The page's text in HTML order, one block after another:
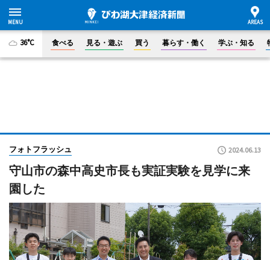
36°C 食べる 見る・遊ぶ 買う 暮らす・働く 学ぶ・知る
フォトフラッシュ 2024.06.13
守山市の森中高史市長も実証実験を見学に来
園した